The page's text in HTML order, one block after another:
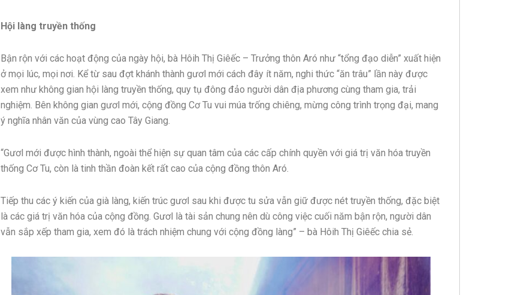
Hội làng truyền thống
Bận rộn với các hoạt động của ngày hội, bà Hôih Thị Giêếc – Trưởng thôn Aró như “tổng đạo diễn” xuất hiện
ở mọi lúc, mọi nơi. Kể từ sau đợt khánh thành gươl mới cách đây ít năm, nghi thức “ăn trâu” lần này được
xem như không gian hội làng truyền thống, quy tụ đông đảo người dân địa phương cùng tham gia, trải
nghiệm. Bên không gian gươl mới, cộng đồng Cơ Tu vui múa trống chiêng, mừng công trình trọng đại, mang
ý nghĩa nhân văn của vùng cao Tây Giang.
“Gươl mới được hình thành, ngoài thể hiện sự quan tâm của các cấp chính quyền với giá trị văn hóa truyền
thống Cơ Tu, còn là tinh thần đoàn kết rất cao của cộng đồng thôn Aró.
Tiếp thu các ý kiến của già làng, kiến trúc gươl sau khi được tu sửa vẫn giữ được nét truyền thống, đặc biệt
là các giá trị văn hóa của cộng đồng. Gươl là tài sản chung nên dù công việc cuối năm bận rộn, người dân
vẫn sắp xếp tham gia, xem đó là trách nhiệm chung với cộng đồng làng” – bà Hôih Thị Giêếc chia sẻ.